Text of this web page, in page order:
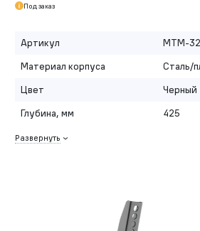
Под заказ
Артикул
MTM-
Материал корпуса
Сталь/
Цвет
Черный
Глубина, мм
425
Развернуть